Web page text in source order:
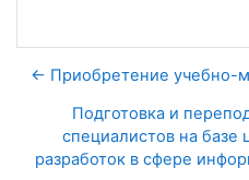
← Приобретение учебно-
Подготовка и
специалистов на базе
разработок в сфере